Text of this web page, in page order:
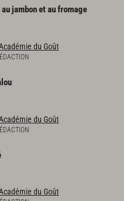
aujambonetaufromage
du Goût
du Goût
du Goût